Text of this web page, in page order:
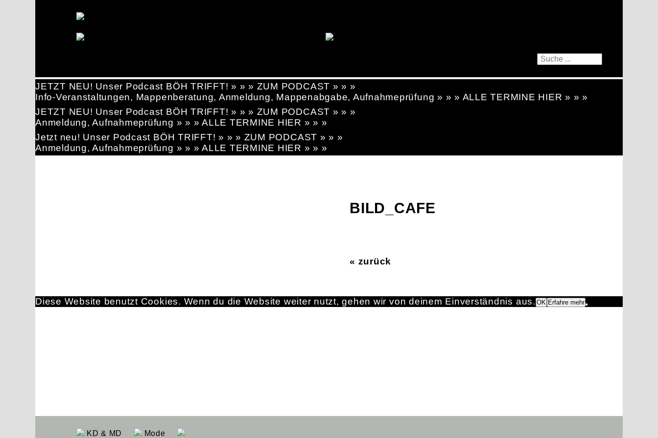
JETZT NEU! Unser Podcast BÖH TRIFFT! » » » ZUM PODCAST » » »
Info-Veranstaltungen, Mappenberatung, Anmeldung, Mappenabgabe, Aufnahmeprüfung » » » ALLE TERMINE HIER » » »
JETZT NEU! Unser Podcast BÖH TRIFFT! » » » ZUM PODCAST » » »
Anmeldung, Aufnahmeprüfung » » » ALLE TERMINE HIER » » »
Jetzt neu! Unser Podcast BÖH TRIFFT! » » » ZUM PODCAST » » »
Anmeldung, Aufnahmeprüfung » » » ALLE TERMINE HIER » » »
BILD_CAFE
« zurück
KD & MD Mode
Diese Website benutzt Cookies. Wenn du die Website weiter nutzt, gehen wir von deinem Einverständnis aus. OK Erfahre mehr